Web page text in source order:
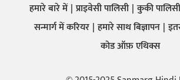
हमारे बारे में प्राइवेसी पालिसी कुकी पालिसी
सन्मार्ग में करियर हमारे साथ बिज्ञापन
कोड ऑफ़ एथिक्स